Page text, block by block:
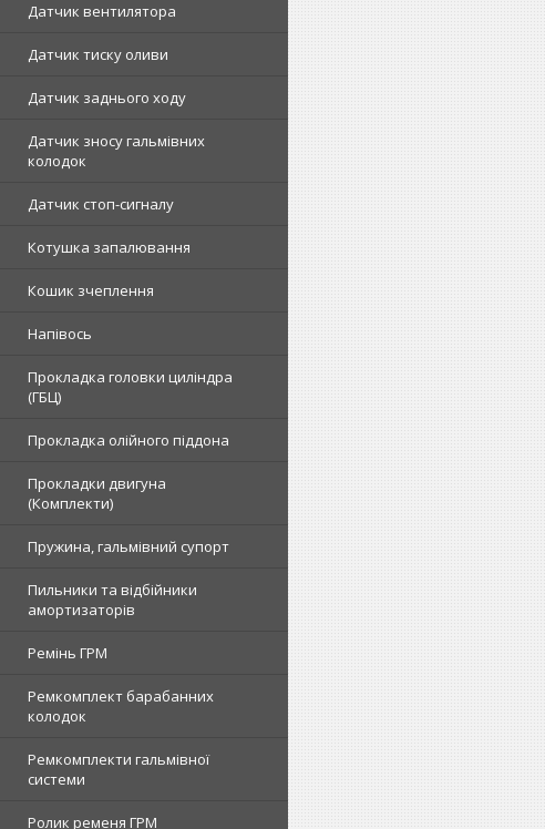
Датчик вентилятора
Датчик тиску оливи
Датчик заднього ходу
Датчик зносу гальмівних
колодок
Датчик стоп-сигналу
Котушка запалювання
Кошик зчеплення
Напівось
Прокладка головки циліндра
(ГБЦ)
Прокладка олійного піддона
Прокладки двигуна
(Комплекти)
Пружина, гальмівний супорт
Пильники та відбійники
амортизаторів
Ремінь ГРМ
Ремкомплект барабанних
колодок
Ремкомплекти гальмівної
системи
Ролик ременя ГРМ